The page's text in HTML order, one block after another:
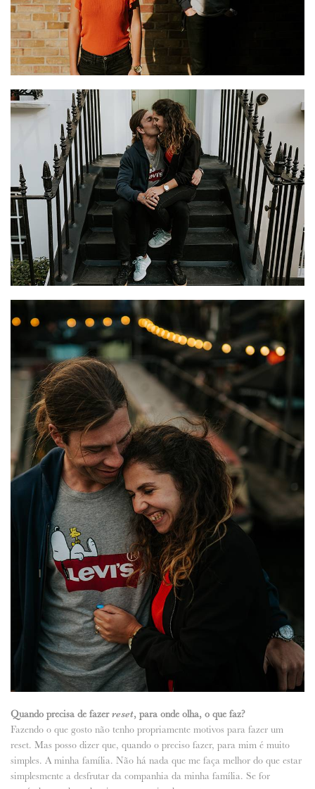
Quando precisa de fazerreset, para onde olha, o que faz?
Fazendo o que gosto não tenho propriamente motivos para fazer um
reset. Mas posso dizer que, quando o preciso fazer, para mim é muito
simples. A minha família. Não há nada que me faça melhor do que estar
simplesmente a desfrutar da companhia da minha família. Se for